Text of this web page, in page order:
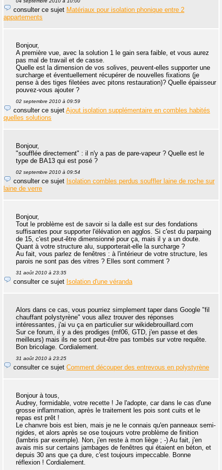
consulter ce sujet Matériaux pour isolation phonique entre 2
appartements
Bonjour,
A première vue, avec la solution 1 le gain sera faible, et vous aurez
pas mal de travail et de casse.
Quelle est la dimension de vos solives, peuvent-elles supporter une
surcharge et éventuellement récupérer de nouvelles fixations (je
pense à des tiges filetées avec pitons restauration)? Quelle épaisseur
pouvez-vous ajouter ?
02 septembre 2010 à 09:59
consulter ce sujet Ajout isolation supplémentaire en combles habités
quelles solutions
Bonjour,
"soufflée directement" : il n'y a pas de pare-vapeur ? Quelle est le
type de BA13 qui est posé ?
02 septembre 2010 à 09:54
consulter ce sujet Isolation combles perdus souffler laine de roche sur
laine de verre
Bonjour,
Tout le problème est de savoir si la dalle est sur des fondations
suffisantes pour supporter l'élévation en agglos. Si c'est du parpaing
de 15, c'est peut-être dimensionné pour ça, mais il y a un doute.
Quant à votre structure alu, supporterait-elle la surcharge ?
Au fait, vous parlez de fenêtres : à l'intérieur de votre structure, les
parois ne sont pas des vitres ? Elles sont comment ?
31 août 2010 à 23:35
consulter ce sujet Isolation d'une véranda
Alors dans ce cas, vous pourriez simplement taper dans Google "fil
chauffant polystyrène" vous allez trouver des réponses
intéressantes, j'ai vu ça en particulier sur wikidebrouillard.com
Sur ce forum, il y a des prodiges (mf06, GTD, j'en passe et des
meilleurs) mais ils ne sont peut-être pas tombés sur votre requête.
Bon bricolage. Cordialement.
31 août 2010 à 23:25
consulter ce sujet Comment découper des entrevous en polystyrène
Bonjour à tous,
Audrey, formidable, votre recette ! Je l'adopte, car dans le cas d'une
grosse inflammation, après le traitement les pois sont cuits et le
repas est prêt !
Le chanvre bois est bien, mais je ne le connais qu'en panneaux semi-
rigides, et alors après se ose toujours votre problème de finition
(lambris par exemple). Non, j'en reste à mon liège ; -) Au fait, j'en
avais mis sur certains jambages de fenêtres qui étaient en béton, et
depuis 30 ans que ça dure, c'est toujours impeccable. Bonne
réflexion ! Cordialement.